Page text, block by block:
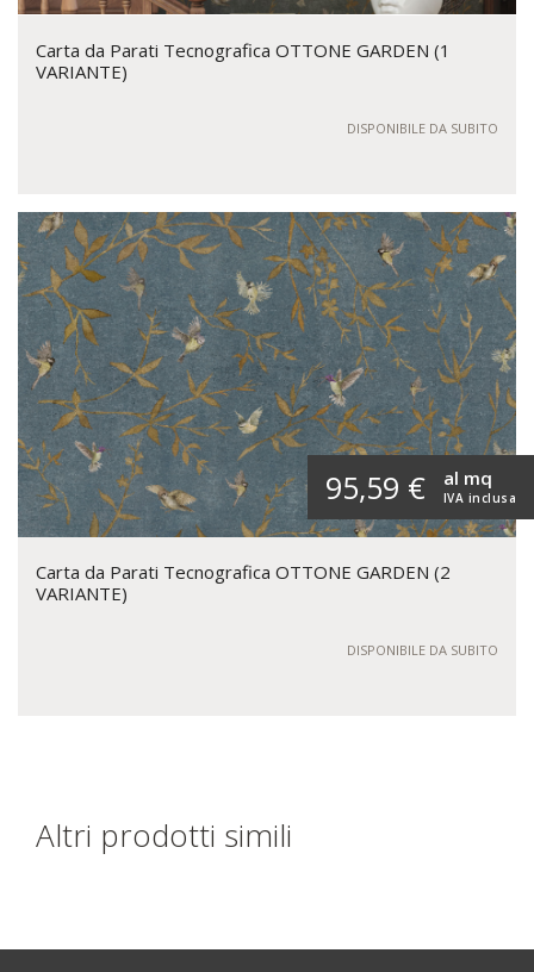
Carta da Parati Tecnografica OTTONE GARDEN (1
VARIANTE)
DISPONIBILE DA SUBITO
95,59 € IVA inclusa
al mq
Carta da Parati Tecnografica OTTONE GARDEN (2
VARIANTE)
DISPONIBILE DA SUBITO
Altri prodotti simili